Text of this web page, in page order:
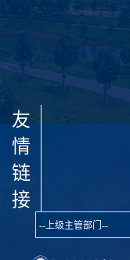
友
情
链
接